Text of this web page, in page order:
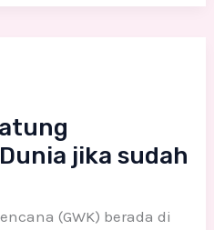
jika sudah
(GWK) berada di